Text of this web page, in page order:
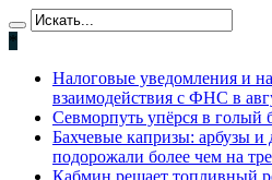
*
Налоговые уведомления и
взаимодействия с ФНС в
Севморпуть упёрся в голый
Бахчевые капризы: арбузы и
подорожали более чем на
Кабмин решает топливный